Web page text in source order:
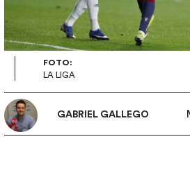
FOTO:
LA LIGA
GABRIEL GALLEGO